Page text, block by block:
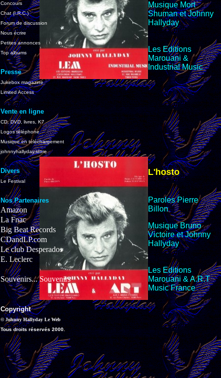
Concours
Chat (I.R.C.)
Forum de discussion
Nous écrire
Petites annonces
Top albums
Presse
Jukebox magazine
Limited Access
Vente en ligne
CD, DVD, livres, K7
Logos téléphone
Musique en téléchargement
johnnyhallyday.store
Divers
Le Festival
Nos Partenaires
Amazon
La Fnac
Big Beat Records
CDandLP.com
Le club Desperados
E. Leclerc
Souvenirs... Souvenirs
Copyright
© Johnny Hallyday Le Web
Tous droits réservés 2000.
Musique Mort
Shuman et Johnny
Hallyday
Les Editions
Marouani &
Industrial Music
L'hosto
Paroles Pierre
Billon
Musique Bruno
Victoire et Johnny
Hallyday
Les Editions
Marouani & A.R.T
MusicFrance